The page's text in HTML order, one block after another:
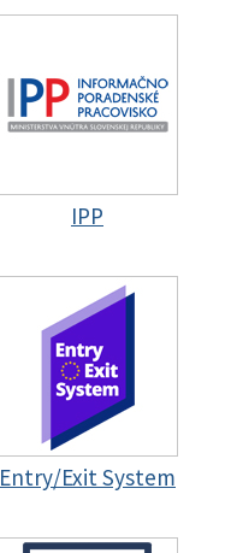
IPP
Entry/Exit System